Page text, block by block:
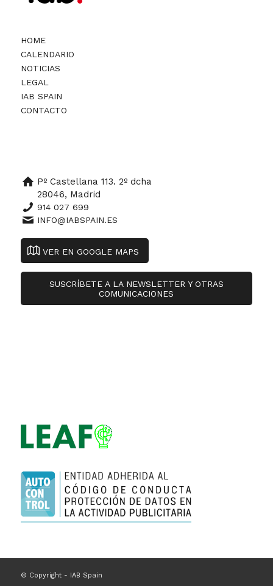
HOME
CALENDARIO
NOTICIAS
LEGAL
IAB SPAIN
CONTACTO
Pº Castellana 113. 2º dcha
28046, Madrid
914 027 699
INFO@IABSPAIN.ES
VER EN GOOGLE MAPS
SUSCRÍBETE A LA NEWSLETTER Y OTRAS
COMUNICACIONES
© Copyright - IAB Spain